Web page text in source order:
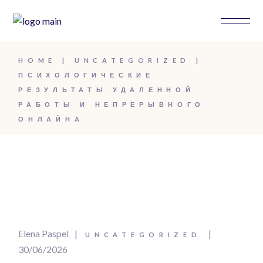
HOME
UNCATEGORIZED
ПСИХОЛОГИЧЕСКИЕ
РЕЗУЛЬТАТЫ УДАЛЕННОЙ
РАБОТЫ И НЕПРЕРЫВНОГО
ОНЛАЙНА
Elena Paspel UNCATEGORIZED
30/06/2026